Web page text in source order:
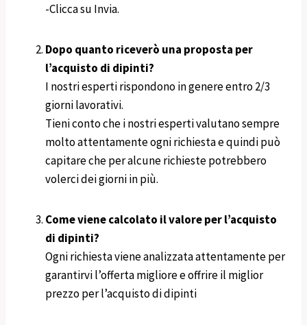
-Clicca su Invia.
Dopo quanto riceverò una proposta per
l’acquisto di dipinti?
I nostri esperti rispondono in genere entro 2/3
giorni lavorativi.
Tieni conto che i nostri esperti valutano sempre
molto attentamente ogni richiesta e quindi può
capitare che per alcune richieste potrebbero
volerci dei giorni in più.
Come viene calcolato il valore per l’acquisto
di dipinti?
Ogni richiesta viene analizzata attentamente per
garantirvi l’offerta migliore e offrire il miglior
prezzo per l’acquisto di dipinti